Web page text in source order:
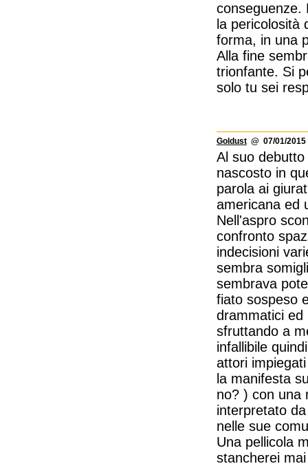
conseguenze.
la pericolosità
forma, in una
Alla fine
trionfante. Si
solo tu sei
Goldust @ 07/01/2015
Al suo
nascosto in
parola ai
americana ed
Nell'aspro
confronto
indecisioni
sembra
sembrava
fiato sospeso
drammatici ed
sfruttando a
infallibile
attori
la manifesta
no? ) con una
interpretato
nelle sue
Una pellicola
stancherei